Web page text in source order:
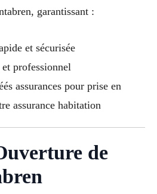
garantissant :
et sécurisée
professionnel
assurances pour prise en
assurance habitation
de